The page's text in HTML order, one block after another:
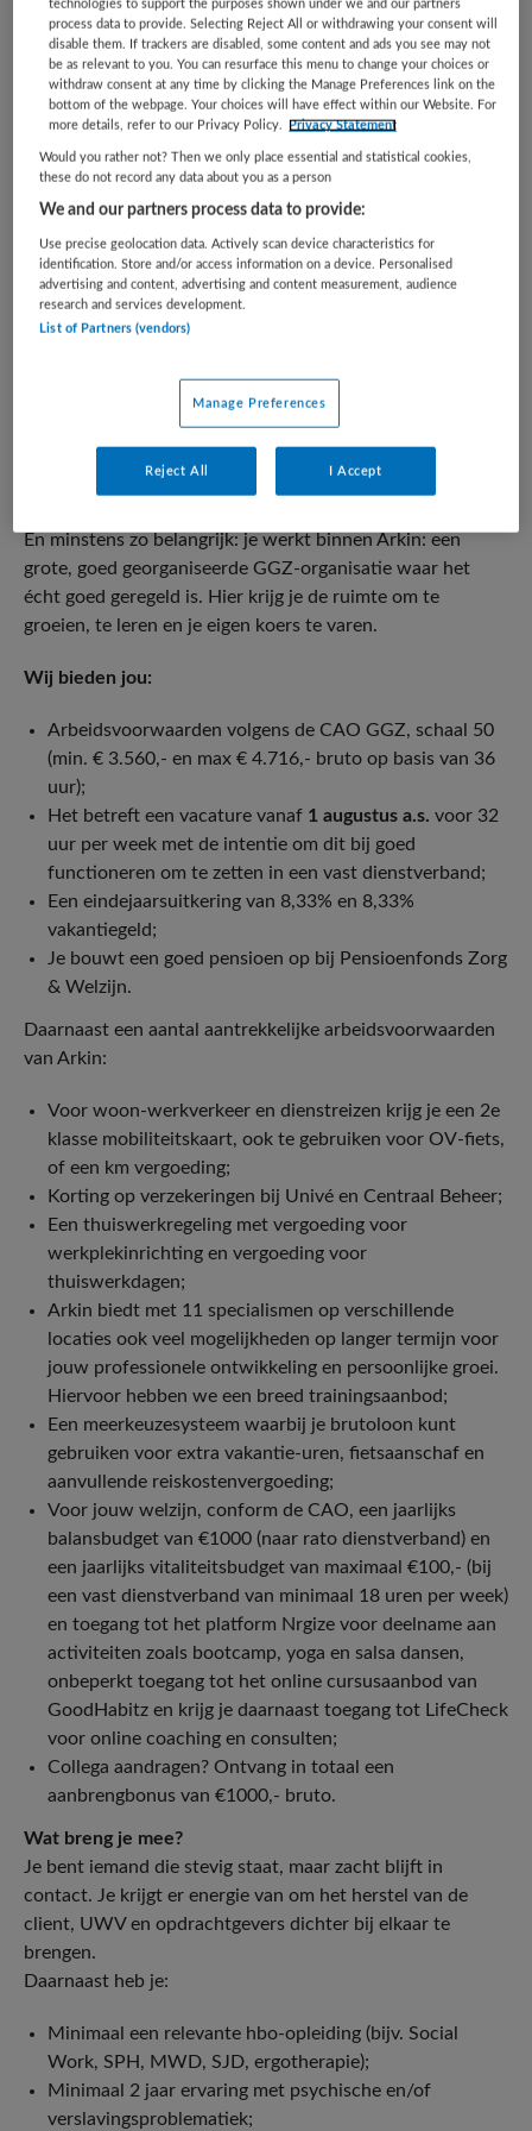
Je stelt samen realistische en passende trajectplannen
op;
Je coacht op belastbaarheid, zelfinzicht en duurzame
inzetbaarheid;
Je werkt nauw samen met behandelaren, UWV en
werkgevers;
Je zet jouw netwerk in én bouwt dit verder uit;
Je verzorgt verslaglegging en bewaakt de voortgang
van trajecten;
Je kunt bijdragen aan groepstrainingen en intervisie;
Je kunt bijdragen aan voorlichting en acquisitie;
Je werkt deels op locatie (Amsterdam en Haarlem) en
Je komt terecht in een warm, open en gezellig team met
En minstens zo belangrijk: je werkt binnen Arkin: een
grote, goed georganiseerde GGZ-organisatie waar het
écht goed geregeld is. Hier krijg je de ruimte om te
groeien, te leren en je eigen koers te varen.
Wij bieden jou:
Arbeidsvoorwaarden volgens de CAO GGZ, schaal 50
(min. € 3.560,- en max € 4.716,- bruto op basis van 36
uur);
Het betreft een vacature vanaf 1 augustus a.s. voor 32
uur per week met de intentie om dit bij goed
functioneren om te zetten in een vast dienstverband;
Een eindejaarsuitkering van 8,33% en 8,33%
vakantiegeld;
Je bouwt een goed pensioen op bij Pensioenfonds Zorg
& Welzijn.
Daarnaast een aantal aantrekkelijke arbeidsvoorwaarden
van Arkin:
Voor woon-werkverkeer en dienstreizen krijg je een 2e
klasse mobiliteitskaart, ook te gebruiken voor OV-fiets,
of een km vergoeding;
Korting op verzekeringen bij Univé en Centraal Beheer;
Een thuiswerkregeling met vergoeding voor
werkplekinrichting en vergoeding voor
thuiswerkdagen;
Arkin biedt met 11 specialismen op verschillende
locaties ook veel mogelijkheden op langer termijn voor
jouw professionele ontwikkeling en persoonlijke groei.
Hiervoor hebben we een breed trainingsaanbod;
Een meerkeuzesysteem waarbij je brutoloon kunt
gebruiken voor extra vakantie-uren, fietsaanschaf en
aanvullende reiskostenvergoeding;
Voor jouw welzijn, conform de CAO, een jaarlijks
balansbudget van €1000 (naar rato dienstverband) en
een jaarlijks vitaliteitsbudget van maximaal €100,- (bij
een vast dienstverband van minimaal 18 uren per week)
en toegang tot het platform Nrgize voor deelname aan
activiteiten zoals bootcamp, yoga en salsa dansen,
onbeperkt toegang tot het online cursusaanbod van
GoodHabitz en krijg je daarnaast toegang tot LifeCheck
voor online coaching en consulten;
Collega aandragen? Ontvang in totaal een
aanbrengbonus van €1000,- bruto.
Wat breng je mee?
Je bent iemand die stevig staat, maar zacht blijft in
contact. Je krijgt er energie van om het herstel van de
client, UWV en opdrachtgevers dichter bij elkaar te
brengen.
Daarnaast heb je:
Minimaal een relevante hbo-opleiding (bijv. Social
Work, SPH, MWD, SJD, ergotherapie);
Minimaal 2 jaar ervaring met psychische en/of
verslavingsproblematiek;
technologies to support the purposes shown under we and our partners
process data to provide. Selecting Reject All or withdrawing your consent will
disable them. If trackers are disabled, some content and ads you see may not
be as relevant to you. You can resurface this menu to change your choices or
withdraw consent at any time by clicking the Manage Preferences link on the
bottom of the webpage. Your choices will have effect within our Website. For
more details, refer to our Privacy Policy.
Privacy Statement
Would you rather not? Then we only place essential and statistical cookies,
these do not record any data about you as a person
We and our partners process data to provide:
Use precise geolocation data. Actively scan device characteristics for
identification. Store and/or access information on a device. Personalised
advertising and content, advertising and content measurement, audience
research and services development.
List of Partners (vendors)
Manage Preferences
Reject All I Accept